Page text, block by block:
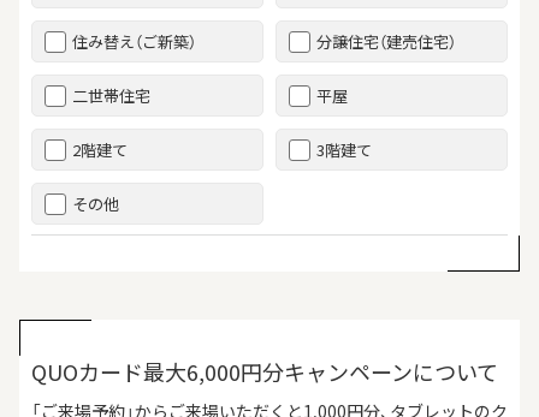
住み替え（ご新築） 分譲住宅（建売住宅）
二世帯住宅 平屋
2階建て 3階建て
その他
QUOカード最大6,000円分キャンペーンについて
「ご来場予約」からご来場いただくと1,000円分、タブレットのク